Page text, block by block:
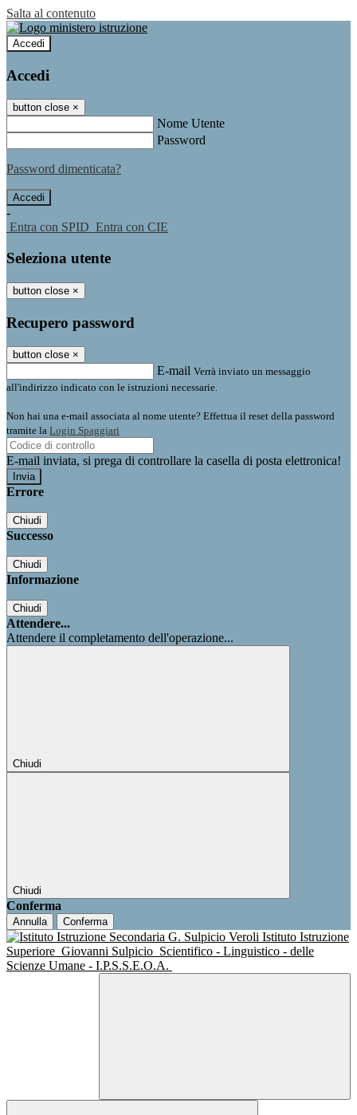
Salta al contenuto
Accedi
Accedi
button close ×
Nome Utente
Password
Password dimenticata?
-
Entra con SPID Entra con CIE
Seleziona utente
button close ×
Recupero password
button close ×
E-mail Verrà inviato un messaggio
all'indirizzo indicato con le istruzioni necessarie.
Non hai una e-mail associata al nome utente? Effettua il reset della password
tramite la Login Spaggiari
E-mail inviata, si prega di controllare la casella di posta elettronica!
Errore
Chiudi
Successo
Chiudi
Informazione
Chiudi
Attendere...
Attendere il completamento dell'operazione...
Chiudi
Chiudi
Conferma
Annulla Conferma
Istituto Istruzione
Superiore Giovanni Sulpicio Scientifico - Linguistico - delle
Scienze Umane - I.P.S.S.E.O.A.